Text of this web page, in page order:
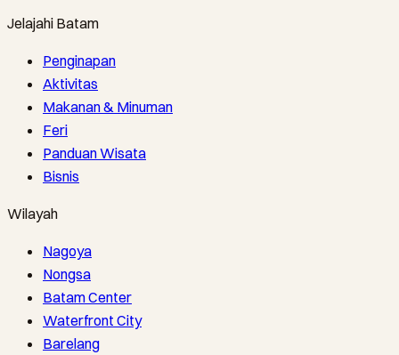
Jelajahi Batam
Penginapan
Aktivitas
Makanan & Minuman
Feri
Panduan Wisata
Bisnis
Wilayah
Nagoya
Nongsa
Batam Center
Waterfront City
Barelang